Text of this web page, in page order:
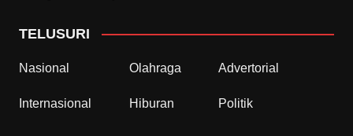
TELUSURI
Nasional Olahraga Advertorial
Internasional Hiburan Politik